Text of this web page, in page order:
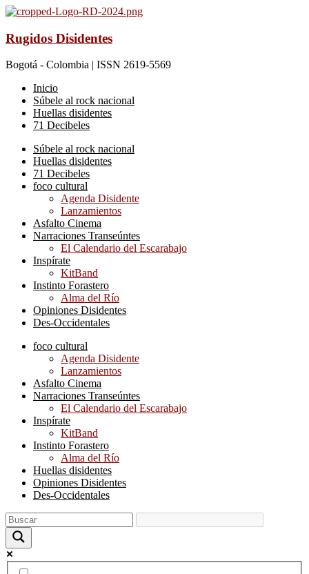
Rugidos Disidentes
Bogotá - Colombia | ISSN 2619-5569
Inicio
Súbele al rock nacional
Huellas disidentes
71 Decibeles
Súbele al rock nacional
Huellas disidentes
71 Decibeles
foco cultural
Agenda Disidente
Lanzamientos
Asfalto Cinema
Narraciones Transeúntes
El Calendario del Escarabajo
Inspírate
KitBand
Instinto Forastero
Alma del Río
Opiniones Disidentes
Des-Occidentales
foco cultural
Agenda Disidente
Lanzamientos
Asfalto Cinema
Narraciones Transeúntes
El Calendario del Escarabajo
Inspírate
KitBand
Instinto Forastero
Alma del Río
Huellas disidentes
Opiniones Disidentes
Des-Occidentales